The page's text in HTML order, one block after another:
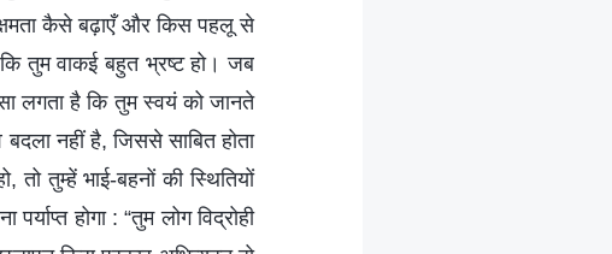
कैसे बढ़ाएँ और किस पहलू से
तुम वाकई बहुत भ्रष्ट हो। जब
लगता है कि तुम स्वयं को जानते
नहीं है, जिससे साबित होता
तुम्हें भाई-बहनों की स्थितियों
होगा : “तुम लोग विद्रोही